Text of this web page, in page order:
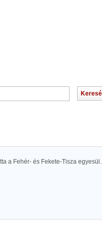
a Fehér- és Fekete-Tisza egyesül.